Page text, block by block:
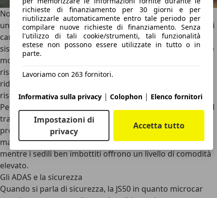
richieste di finanziamento per 30 giorni e per
riutilizzarle automaticamente entro tale periodo per
compilare nuove richieste di finanziamento. Senza
l'utilizzo di tali cookie/strumenti, tali funzionalità
estese non possono essere utilizzate in tutto o in
parte.
Lavoriamo con 263 fornitori.
Informativa sulla privacy | Colophon | Elenco fornitori
Impostazioni di
privacy
Accetta tutto
Non manca poi la cura della meccanica: il motore adotta
un sistema di iniezione a 1.000 bar con iniezioni multiple di
carburante, una farfalla elettronica sull’aspirazione e un
sistema di scarico con catalizzatore, filtro antiparticolato e
modulo SCR con AdBlue. Tutti elementi che permettono di
rispettare le normative più stringenti sulle emissioni,
riducendo di ben 16 volte i NOx e di 5 volte il particolato
rispetto al motore Diesel Euro 5 DCI.
Per legge, la velocità massima della Ligier è di 45 km/h. Nel
traffico delle metropoli può non rappresentare un
problema. Il
comfort non manca
: l’aria condizionata
mantiene l’abitacolo fresco anche nelle giornate più calde,
mentre i sedili ben imbottiti offrono un livello di comodità
elevato.
Gli ADAS e la sicurezza
Quando si parla di sicurezza, la JS50 in quanto microcar